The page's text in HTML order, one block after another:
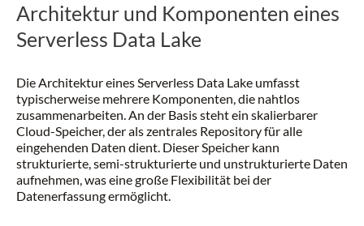
Architektur und Komponenten eines
Serverless Data Lake
Die Architektur eines Serverless Data Lake umfasst
typischerweise mehrere Komponenten, die nahtlos
zusammenarbeiten. An der Basis steht ein skalierbarer
Cloud-Speicher, der als zentrales Repository für alle
eingehenden Daten dient. Dieser Speicher kann
strukturierte, semi-strukturierte und unstrukturierte Daten
aufnehmen, was eine große Flexibilität bei der
Datenerfassung ermöglicht.